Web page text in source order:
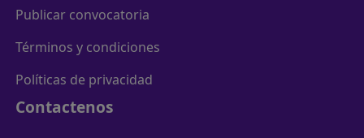
Publicar convocatoria
Términos y condiciones
Políticas de privacidad
Contactenos